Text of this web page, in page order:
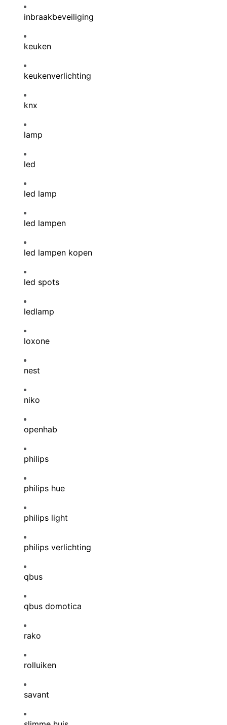
inbraakbeveiliging
keuken
keukenverlichting
knx
lamp
led
led lamp
led lampen
led lampen kopen
led spots
ledlamp
loxone
nest
niko
openhab
philips
philips hue
philips light
philips verlichting
qbus
qbus domotica
rako
rolluiken
savant